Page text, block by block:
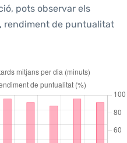
pots observar els
rendiment de puntualitat